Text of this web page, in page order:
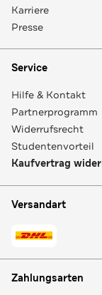
Karriere
Presse
Service
Hilfe & Kontakt
Partnerprogramm
Widerrufsrecht
Studentenvorteil
Kaufvertrag
Versandart
Zahlungsarten